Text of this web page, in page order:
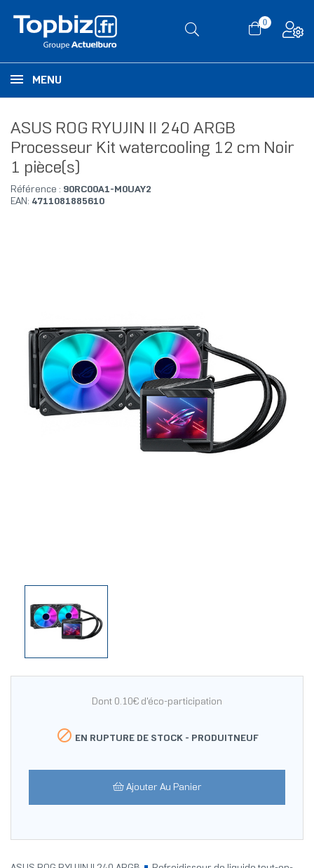
0
MENU
ASUS ROG RYUJIN II 240 ARGB
Processeur Kit watercooling 12 cm Noir
1 pièce(s)
Référence : 90RC00A1-M0UAY2
EAN: 4711081885610
Dont 0.10€ d'éco-participation
 EN RUPTURE DE STOCK - PRODUITNEUF
Ajouter Au Panier